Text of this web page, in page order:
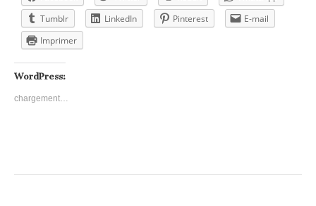
Tumblr
LinkedIn Pinterest
E-mail
Imprimer
WordPress:
chargement…